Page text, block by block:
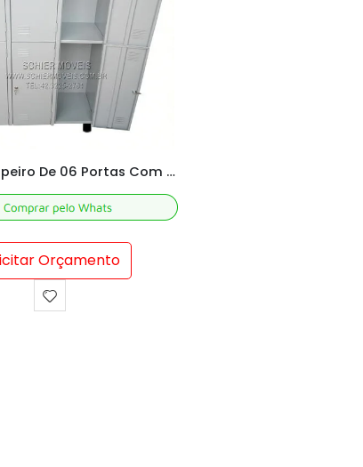
Armário Roupeiro De 06 Portas Com Chave
Orçamento